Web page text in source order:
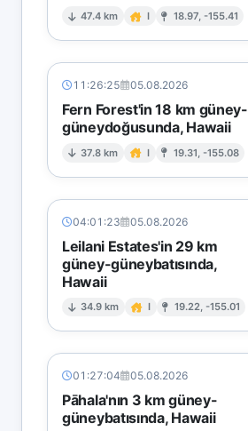
47.4 km I 18.97, -155.41
11:26:25 05.08.2026
Fern Forest'in 18 km güney-
güneydoğusunda, Hawaii
37.8 km I 19.31, -155.08
04:01:23 05.08.2026
Leilani Estates'in 29 km
güney-güneybatısında,
Hawaii
34.9 km I 19.22, -155.01
01:27:04 05.08.2026
Pāhala'nın 3 km güney-
güneybatısında, Hawaii